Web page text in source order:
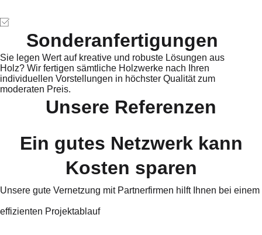
Sonderanfertigungen
Sie legen Wert auf kreative und robuste Lösungen aus
Holz? Wir fertigen sämtliche Holzwerke nach Ihren
individuellen Vorstellungen in höchster Qualität zum
moderaten Preis.
Unsere Referenzen
Ein gutes Netzwerk kann
Kosten sparen
Unsere gute Vernetzung mit Partnerfirmen hilft Ihnen bei einem
effizienten Projektablauf